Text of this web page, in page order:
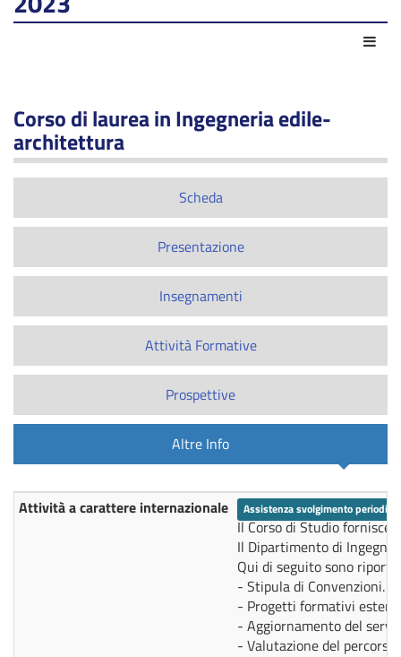
Corso di laurea in Ingegneria edile-
architettura
Scheda
Presentazione
Insegnamenti
Attività Formative
Prospettive
Altre Info
Altre
Attività a carattere internazionale Assistenza svolgimento periodi
Il Corso di Studio
Il Dipartimento di
Qui di seguito sono
- Stipula di Convenzioni.
- Progetti formativi
- Aggiornamento del
- Valutazione del